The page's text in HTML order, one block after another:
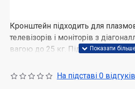
Кронштейн підходить для
телевізорів і моніторів з
вагою до 25 кг. Підтримуваний
Переваги кронштейна WMO-4325T:
На підставі 0 відгуків